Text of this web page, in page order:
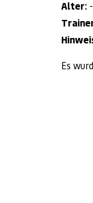
Alter: -
Es